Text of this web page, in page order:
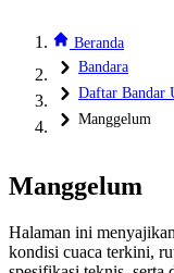
Beranda
Bandara
Daftar Bandar
Manggelum
Manggelum
Halaman ini
kondisi cuaca terkini,